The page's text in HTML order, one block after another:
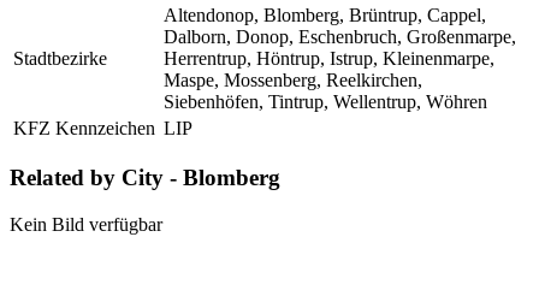
Stadtbezirke
Altendonop, Blomberg, Brüntrup, Cappel,
Dalborn, Donop, Eschenbruch, Großenmarpe,
Herrentrup, Höntrup, Istrup, Kleinenmarpe,
Maspe, Mossenberg, Reelkirchen,
Siebenhöfen, Tintrup, Wellentrup, Wöhren
KFZ Kennzeichen LIP
Related by City - Blomberg
Kein Bild verfügbar